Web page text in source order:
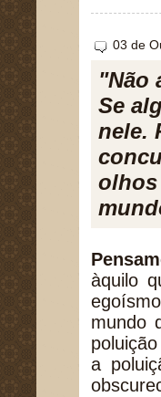
03 de
"Não
Se
nele.
olhos
àquilo
mundo
a